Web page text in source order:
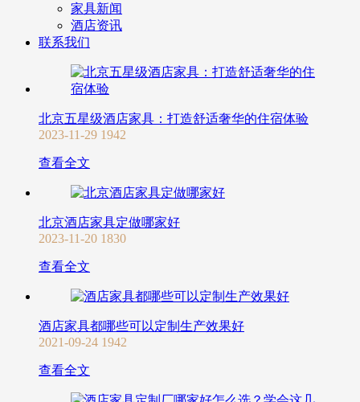
家具新闻
酒店资讯
联系我们
北京五星级酒店家具：打造舒适奢华的住宿体验
2023-11-29 1942
查看全文
北京酒店家具定做哪家好
2023-11-20 1830
查看全文
酒店家具都哪些可以定制生产效果好
2021-09-24 1942
查看全文